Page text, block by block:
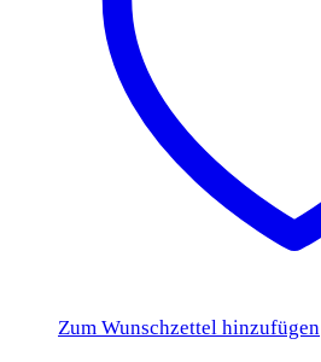
Zum Wunschzettel hinzufügen